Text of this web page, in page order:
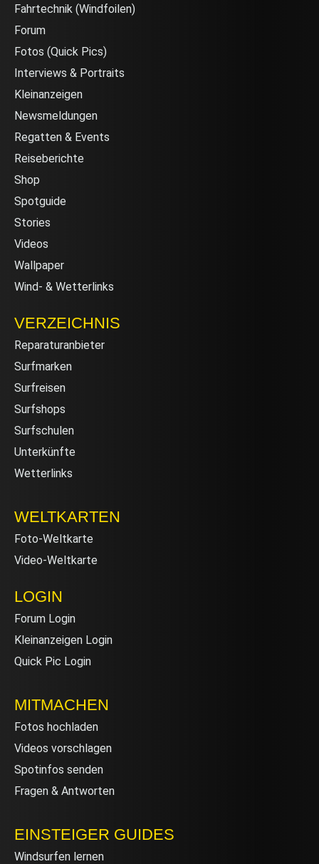
Fahrtechnik (Windfoilen)
Forum
Fotos (Quick Pics)
Interviews & Portraits
Kleinanzeigen
Newsmeldungen
Regatten & Events
Reiseberichte
Shop
Spotguide
Stories
Videos
Wallpaper
Wind- & Wetterlinks
VERZEICHNIS
Reparaturanbieter
Surfmarken
Surfreisen
Surfshops
Surfschulen
Unterkünfte
Wetterlinks
WELTKARTEN
Foto-Weltkarte
Video-Weltkarte
LOGIN
Forum Login
Kleinanzeigen Login
Quick Pic Login
MITMACHEN
Fotos hochladen
Videos vorschlagen
Spotinfos senden
Fragen & Antworten
EINSTEIGER GUIDES
Windsurfen lernen